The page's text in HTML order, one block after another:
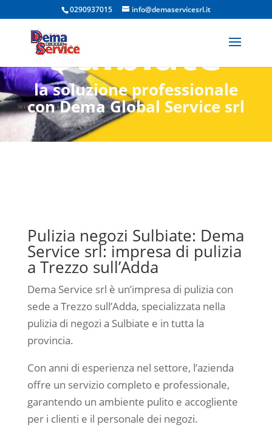
0290937015 info@demaservicesrl.it
Sulbiate
la soluzione professionale
con Dema Global Service srl
Pulizia negozi Sulbiate: Dema
Service srl: impresa di pulizia
a Trezzo sull’Adda
Dema Service srl è un’impresa di pulizia con
sede a Trezzo sull’Adda, specializzata nella
pulizia di negozi a Sulbiate e in tutta la
provincia.
Con anni di esperienza nel settore, l’azienda
offre un servizio completo e professionale,
garantendo un ambiente pulito e accogliente
per i clienti e il personale dei negozi.